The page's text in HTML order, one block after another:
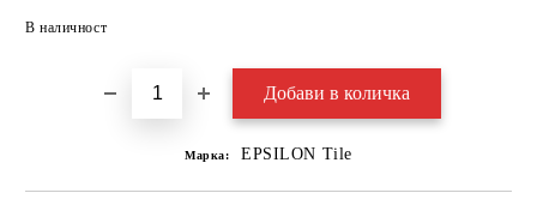
В наличност
Марка: EPSILON Tile